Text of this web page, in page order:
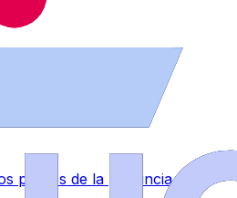
puntos de la provincia